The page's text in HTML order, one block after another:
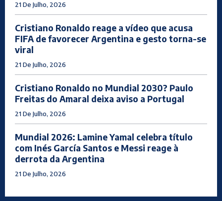
21 De Julho, 2026
Cristiano Ronaldo reage a vídeo que acusa
FIFA de favorecer Argentina e gesto torna-se
viral
21 De Julho, 2026
Cristiano Ronaldo no Mundial 2030? Paulo
Freitas do Amaral deixa aviso a Portugal
21 De Julho, 2026
Mundial 2026: Lamine Yamal celebra título
com Inés García Santos e Messi reage à
derrota da Argentina
21 De Julho, 2026